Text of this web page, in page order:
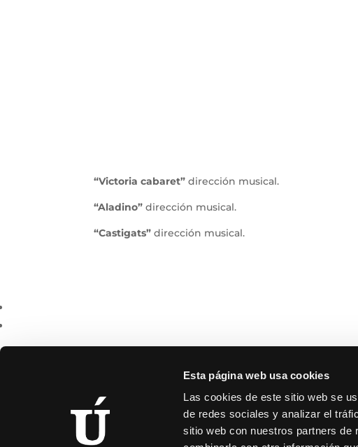
Esta página web usa cookies
Las cookies de este sitio web se
de redes sociales y analizar el
sitio web con nuestros partners de
“Victoria cabaret” dirección musical.
“Aladino” dirección musical.
“Castigats” dirección musical.
C/